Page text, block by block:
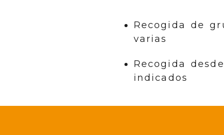
Recogida de
varias
Recogida
indicados